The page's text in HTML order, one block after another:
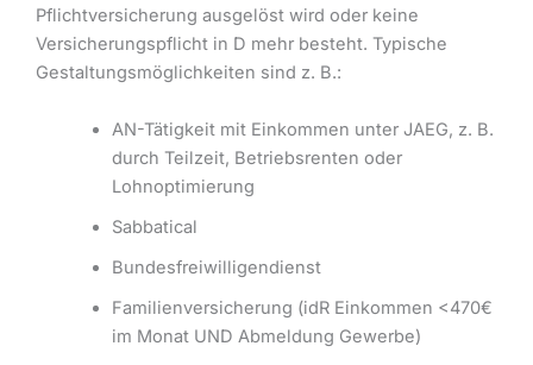
Pflichtversicherung ausgelöst wird oder keine
Versicherungspflicht in D mehr besteht. Typische
Gestaltungsmöglichkeiten sind z. B.:
AN-Tätigkeit mit Einkommen unter JAEG, z. B.
durch Teilzeit, Betriebsrenten oder
Lohnoptimierung
Sabbatical
Bundesfreiwilligendienst
Familienversicherung (idR Einkommen <470€
im Monat UND Abmeldung Gewerbe)